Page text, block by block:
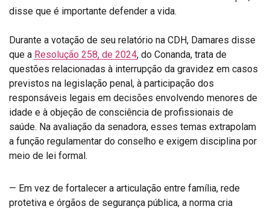
disse que é importante defender a vida.
Durante a votação de seu relatório na CDH, Damares disse
que a Resolução 258, de 2024, do Conanda, trata de
questões relacionadas à interrupção da gravidez em casos
previstos na legislação penal, à participação dos
responsáveis legais em decisões envolvendo menores de
idade e à objeção de consciência de profissionais de
saúde. Na avaliação da senadora, esses temas extrapolam
a função regulamentar do conselho e exigem disciplina por
meio de lei formal.
— Em vez de fortalecer a articulação entre família, rede
protetiva e órgãos de segurança pública, a norma cria